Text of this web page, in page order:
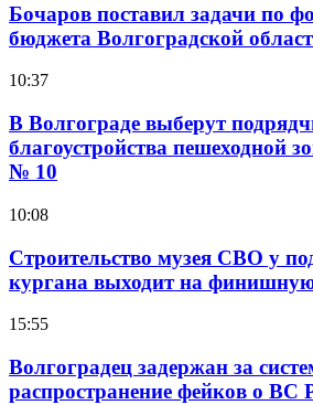
Бочаров поставил задачи по
бюджета Волгоградской
10:37
В Волгограде выберут
благоустройства пешеходной
№ 10
10:08
Строительство музея СВО у
кургана выходит на
15:55
Волгоградец задержан за
распространение фейков о ВС